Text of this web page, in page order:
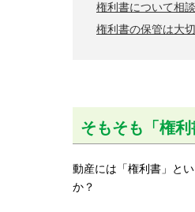
権利書について相
権利書の保管は大
そもそも「権
動産には「権利書」と
か？